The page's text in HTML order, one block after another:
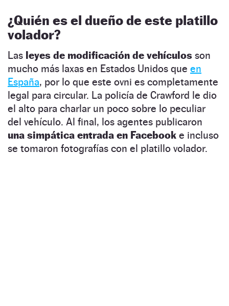
¿Quién es el dueño de este platillo
volador?
Las leyes de modificación de vehículos son
mucho más laxas en Estados Unidos que en
España, por lo que este ovni es completamente
legal para circular. La policía de Crawford le dio
el alto para charlar un poco sobre lo peculiar
del vehículo. Al final, los agentes publicaron
una simpática entrada en Facebook e incluso
se tomaron fotografías con el platillo volador.